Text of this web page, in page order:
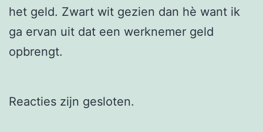
het geld. Zwart wit gezien dan hè want ik
ga ervan uit dat een werknemer geld
opbrengt.
Reacties zijn gesloten.